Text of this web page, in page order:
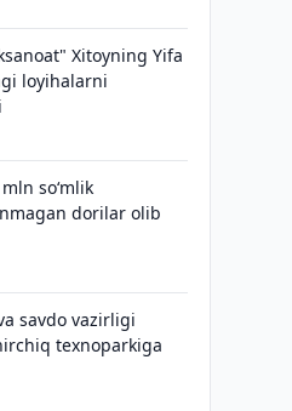
Xitoyning Yifa
loyihalarni
so‘mlik
dorilar olib
savdo vazirligi
texnoparkiga